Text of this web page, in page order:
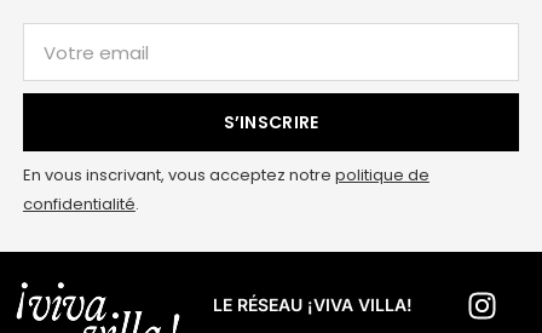
S’INSCRIRE
En vous inscrivant, vous acceptez notre politique de
confidentialité.
LE RÉSEAU ¡VIVA VILLA!